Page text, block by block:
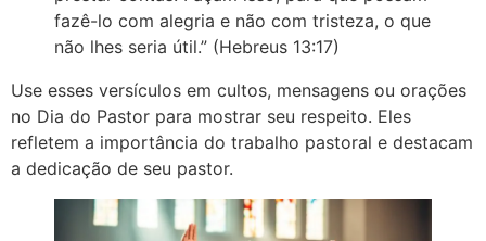
fazê-lo com alegria e não com tristeza, o que
não lhes seria útil.” (Hebreus 13:17)
Use esses versículos em cultos, mensagens ou orações
no Dia do Pastor para mostrar seu respeito. Eles
refletem a importância do trabalho pastoral e destacam
a dedicação de seu pastor.